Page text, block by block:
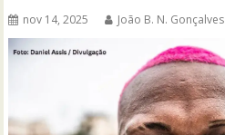
nov 14, 2025 João B. N. Gonçalves